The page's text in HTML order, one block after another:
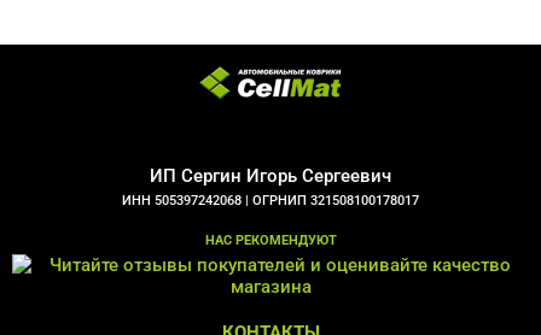
ИП Сергин Игорь Сергеевич
ИНН 505397242068 | ОГРНИП 321508100178017
НАС РЕКОМЕНДУЮТ